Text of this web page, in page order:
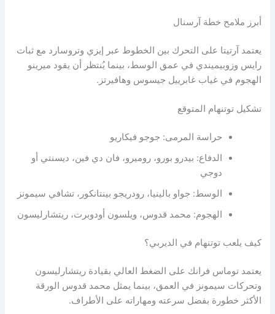
خطة آرسنال
آرتيتا على التحرك بين الخطوط عبر إيزي وتروسارد مع ثبات
في عمق الوسط، بينما يُنتظر أن يقود ميرينو
في غياب غابرييل جيسوس وهافيرتز.
توتنهام المتوقع
حراسة المرمى: جوجو فيكاريو
الدفاع: بيدرو بورو، روميرو، فان دي فين، ديسنتي أو
الوسط: جواو بالينيا، رودريجو بينتانكور، تشافي سيمونز
الهجوم: محمد قدوس، ويلسون أودوبرت، ريتشارليسون
توتنهام في الديربي؟
توماس فرانك على الضغط العالي بقيادة ريتشارليسون
سيمونز في العمق، بينما يمثل محمد قدوس الورقة
خطورة بفضل سرعته ومهاراته على الأطراف.